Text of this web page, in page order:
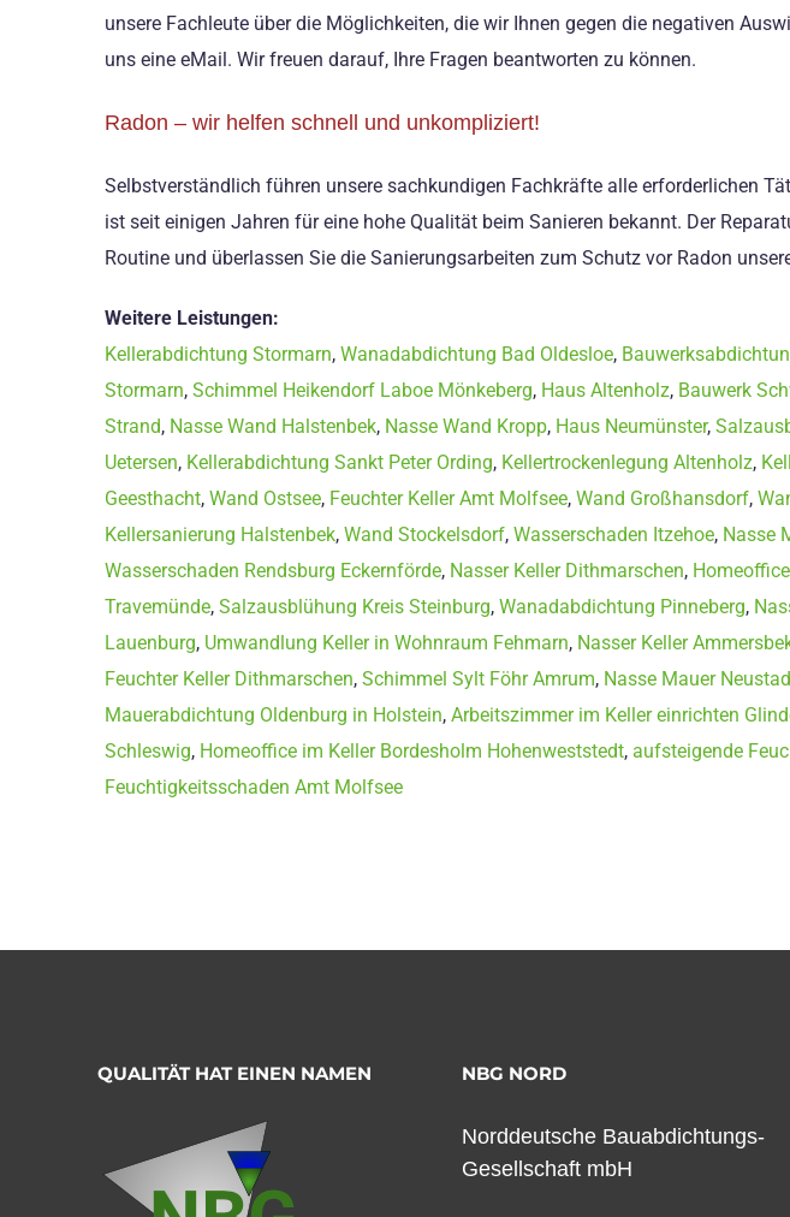
unsere Fachleute über die Möglichkeiten, die wir Ihnen gegen die negativen
uns eine eMail. Wir freuen darauf, Ihre Fragen beantworten zu können.
Radon – wir helfen schnell und unkompliziert!
Selbstverständlich führen unsere sachkundigen Fachkräfte alle erforderlichen
ist seit einigen Jahren für eine hohe Qualität beim Sanieren bekannt. Der
Routine und überlassen Sie die Sanierungsarbeiten zum Schutz vor Radon
Weitere Leistungen:
Kellerabdichtung Stormarn, Wanadabdichtung Bad Oldesloe,
Stormarn, Schimmel Heikendorf Laboe Mönkeberg, Haus Altenholz, Bauwerk
Strand, Nasse Wand Halstenbek, Nasse Wand Kropp, Haus Neumünster,
Uetersen, Kellerabdichtung Sankt Peter Ording, Kellertrockenlegung Altenholz,
Geesthacht, Wand Ostsee, Feuchter Keller Amt Molfsee, Wand Großhansdorf,
Kellersanierung Halstenbek, Wand Stockelsdorf, Wasserschaden Itzehoe, Nasse
Wasserschaden Rendsburg Eckernförde, Nasser Keller Dithmarschen,
Travemünde, Salzausblühung Kreis Steinburg, Wanadabdichtung Pinneberg,
Lauenburg, Umwandlung Keller in Wohnraum Fehmarn, Nasser Keller
Feuchter Keller Dithmarschen, Schimmel Sylt Föhr Amrum, Nasse Mauer
Mauerabdichtung Oldenburg in Holstein, Arbeitszimmer im Keller einrichten
Schleswig, Homeoffice im Keller Bordesholm Hohenweststedt, aufsteigende
Feuchtigkeitsschaden Amt Molfsee
QUALITÄT HAT EINEN NAMEN NBG NORD
Norddeutsche Bauabdichtungs-
Gesellschaft mbH